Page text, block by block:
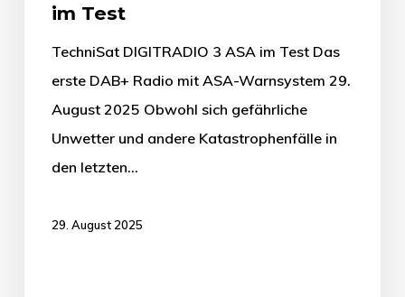
im Test
TechniSat DIGITRADIO 3 ASA im Test Das
erste DAB+ Radio mit ASA-Warnsystem 29.
August 2025 Obwohl sich gefährliche
Unwetter und andere Katastrophenfälle in
den letzten…
29. August 2025